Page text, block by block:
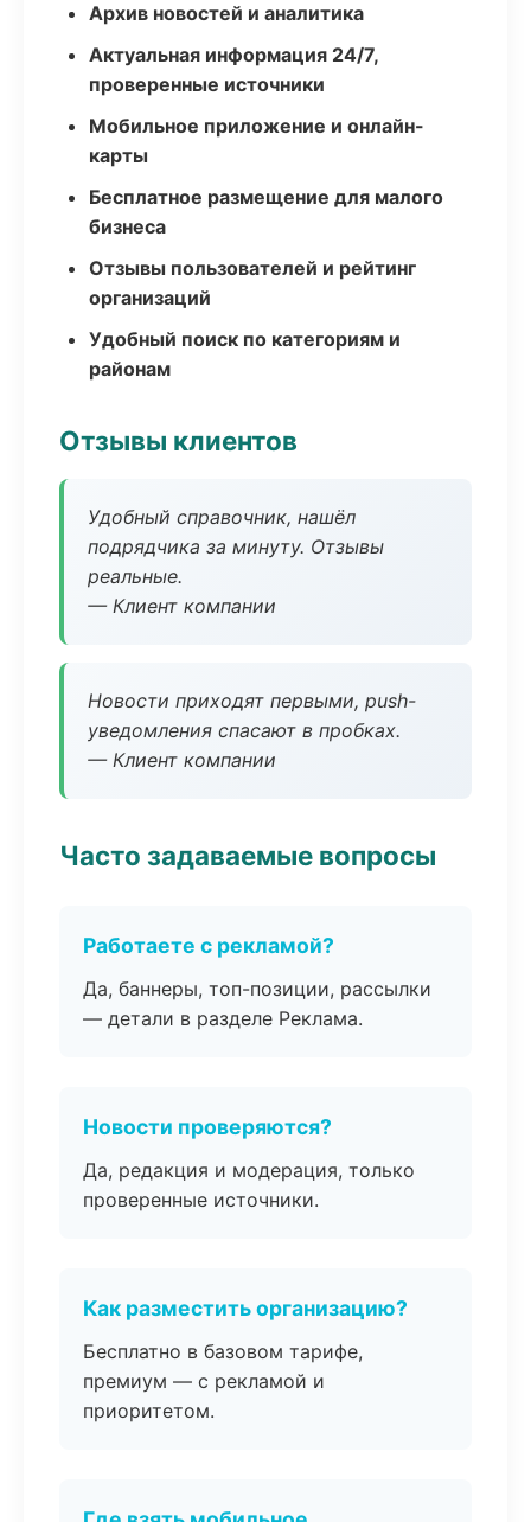
Архив новостей и аналитика
Актуальная информация 24/7,
проверенные источники
Мобильное приложение и онлайн-
карты
Бесплатное размещение для малого
бизнеса
Отзывы пользователей и рейтинг
организаций
Удобный поиск по категориям и
районам
Отзывы клиентов
Удобный справочник, нашёл
подрядчика за минуту. Отзывы
реальные.
— Клиент компании
Новости приходят первыми, push-
уведомления спасают в пробках.
— Клиент компании
Часто задаваемые вопросы
Работаете с рекламой?
Да, баннеры, топ-позиции, рассылки
— детали в разделе Реклама.
Новости проверяются?
Да, редакция и модерация, только
проверенные источники.
Как разместить организацию?
Бесплатно в базовом тарифе,
премиум — с рекламой и
приоритетом.